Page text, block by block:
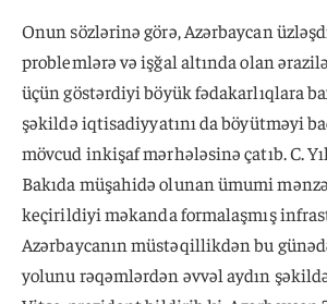
Onun sözlərinə görə, Azərbaycan
problemlərə və işğal altında olan
üçün göstərdiyi böyük fədakarlıqlara
şəkildə iqtisadiyyatını da böyütməyi
mövcud inkişaf mərhələsinə çatıb. C.
Bakıda müşahidə olunan ümumi
keçirildiyi məkanda formalaşmış
Azərbaycanın müstəqillikdən bu
yolunu rəqəmlərdən əvvəl aydın